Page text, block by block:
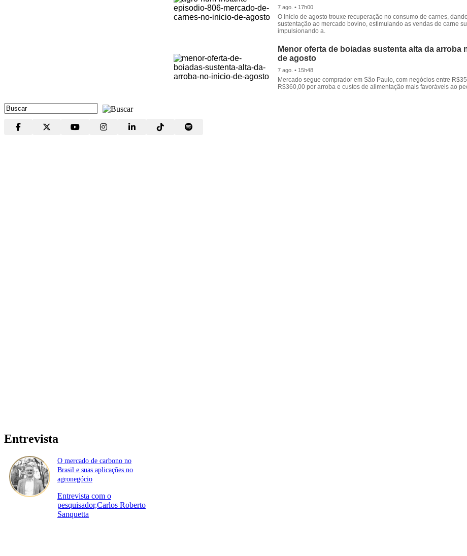
7 ago. • 17h00
O início de agosto trouxe recuperação no consumo de carnes, dando
sustentação ao mercado bovino, estimulando as vendas de carne
impulsionando a.
Menor oferta de boiadas sustenta alta da arroba
de agosto
7 ago. • 15h48
Mercado segue comprador em São Paulo, com negócios entre
R$360,00 por arroba e custos de alimentação mais favoráveis ao
Entrevista
O mercado de carbono no
Brasil e suas aplicações no
agronegócio
Entrevista com o
pesquisador,Carlos Roberto
Sanquetta